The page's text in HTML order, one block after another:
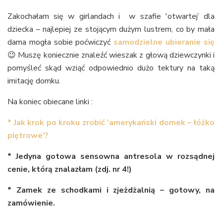
Zakochałam się w girlandach i w szafie 'otwartej’ dla
dziecka – najlepiej ze stojącym dużym lustrem, co by mała
dama mogła sobie poćwiczyć samodzielne ubieranie się
😉 Muszę koniecznie znaleźć wieszak z głową dziewczynki i
pomyśleć skąd wziąć odpowiednio dużo tektury na taką
imitację domku.
Na koniec obiecane linki :
* Jak krok po kroku zrobić 'amerykański domek – łóżko
piętrowe’?
* Jedyna gotowa sensowna antresola w rozsądnej
cenie, którą znalazłam (zdj. nr 4!)
* Zamek ze schodkami i zjeżdżalnią – gotowy, na
zamówienie.